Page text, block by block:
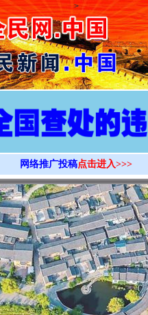
>
网络推广投稿点击进入>>>